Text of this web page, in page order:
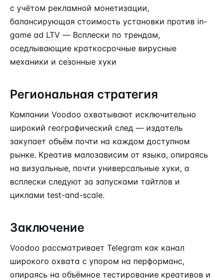
с учётом рекламной монетизации,
балансирующая стоимость установки против in-
game ad LTV — Всплески по трендам,
оседлывающие краткосрочные вирусные
механики и сезонные хуки
Региональная стратегия
Кампании Voodoo охватывают исключительно
широкий географический след — издатель
закупает объём почти на каждом доступном
рынке. Креатив малозависим от языка, опираясь
на визуальные, почти универсальные хуки, а
всплески следуют за запусками тайтлов и
циклами test-and-scale.
Заключение
Voodoo рассматривает Telegram как канал
широкого охвата с упором на перформанс,
опираясь на объёмное тестирование креативов и